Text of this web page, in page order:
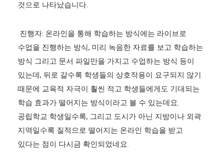
것으로 나타났습니다.
진행자: 온라인을 통해 학습하는 방식에는 라이브로
수업을 진행하는 방식, 미리 녹음한 자료를 보고 학습하는
방식 그리고 문서 파일만을 가지고 수업하는 방식 등이
있는데, 뒤로 갈수록 학생들의 상호작용이 요구되지 않기
때문에 교육적 자극이 훨씬 적고 학생들에게도 기대되는
학습 효과가 떨어지는 방식이라고 볼 수 있는데요.
공립학교 학생일수록, 그리고 도시가 아닌 지방이나 외곽
지역일수록 질적으로 떨어지는 온라인 학습을 받고
있다는 점이 다시금 확인되었네요.